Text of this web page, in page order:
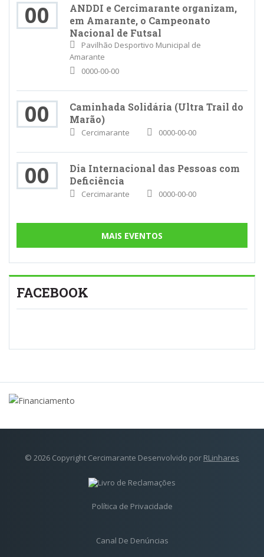
00
ANDDI e Cercimarante organizam,
em Amarante, o Campeonato
Nacional de Futsal
Pavilhão Desportivo Municipal de
Amarante
0000-00-00
00
Caminhada Solidária (Ultra Trail do
Marão)
Cercimarante 0000-00-00
00
Dia Internacional das Pessoas com
Deficiência
Cercimarante 0000-00-00
MAIS EVENTOS
FACEBOOK
© 2026 Copyright Cercimarante Desenvolvido por RLinhares
Política de Privacidade
Canal De Denúncias